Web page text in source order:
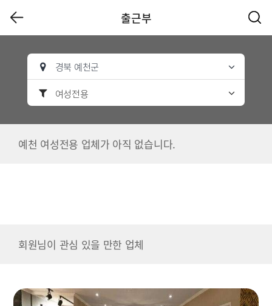
출근부
경북 예천군
여성전용
예천 여성전용 업체가 아직 없습니다.
회원님이 관심 있을 만한 업체